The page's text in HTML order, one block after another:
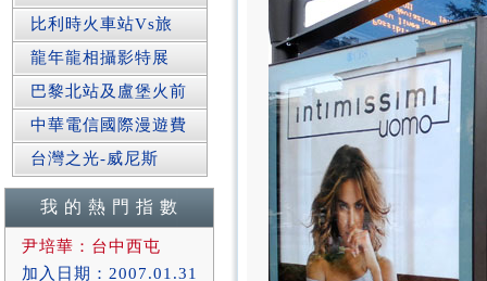
比利時火車站Vs旅
龍年龍相攝影特展
巴黎北站及盧堡火前
中華電信國際漫遊費
台灣之光-威尼斯
我 的 熱 門 指 數
尹培華：台中西屯
加入日期：2007.01.31